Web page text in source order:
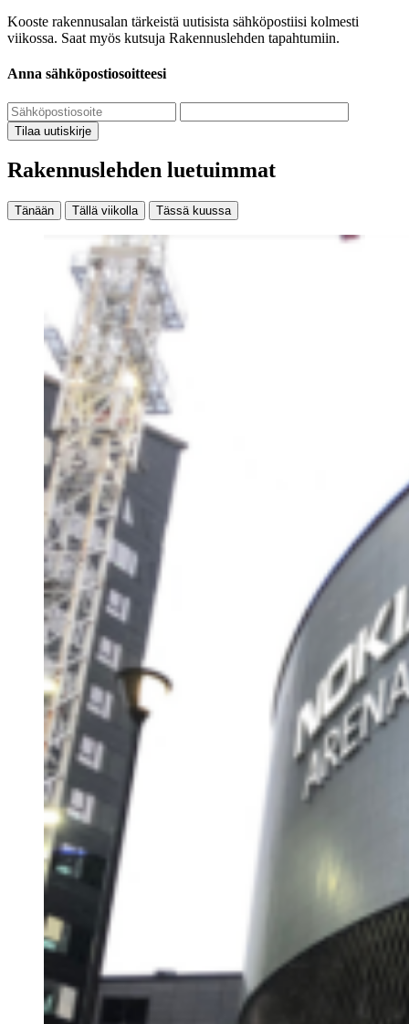
Kooste rakennusalan tärkeistä uutisista sähköpostiisi kolmesti
viikossa. Saat myös kutsuja Rakennuslehden tapahtumiin.
Anna sähköpostiosoitteesi
Tilaa uutiskirje
Rakennuslehden luetuimmat
Tänään Tällä viikolla Tässä kuussa